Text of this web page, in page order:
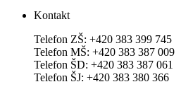
Kontakt
Telefon ZŠ: +420 383 399 745
Telefon MŠ: +420 383 387 009
Telefon ŠD: +420 383 387 061
Telefon ŠJ: +420 383 380 366